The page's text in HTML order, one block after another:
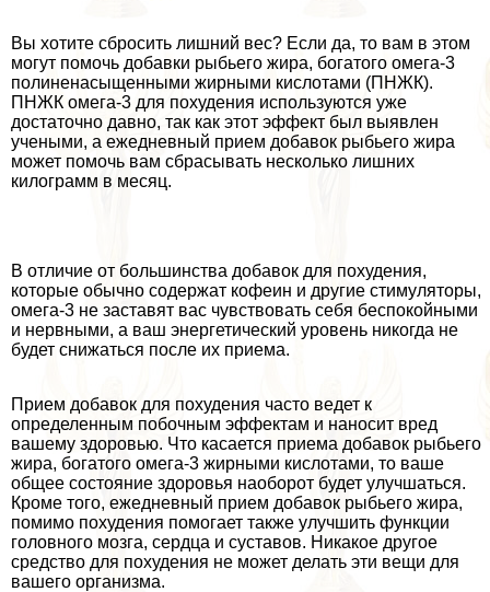
Вы хотите сбросить лишний вес? Если да, то вам в этом
могут помочь добавки рыбьего жира, богатого омега-3
полиненасыщенными жирными кислотами (ПНЖК).
ПНЖК омега-3 для похудения используются уже
достаточно давно, так как этот эффект был выявлен
учеными, а ежедневный прием добавок рыбьего жира
может помочь вам сбрасывать несколько лишних
килограмм в месяц.
В отличие от большинства добавок для похудения,
которые обычно содержат кофеин и другие стимуляторы,
омега-3 не заставят вас чувствовать себя беспокойными
и нервными, а ваш энергетический уровень никогда не
будет снижаться после их приема.
Прием добавок для похудения часто ведет к
определенным побочным эффектам и наносит вред
вашему здоровью. Что касается приема добавок рыбьего
жира, богатого омега-3 жирными кислотами, то ваше
общее состояние здоровья наоборот будет улучшаться.
Кроме того, ежедневный прием добавок рыбьего жира,
помимо похудения помогает также улучшить функции
головного мозга, сердца и суставов. Никакое другое
средство для похудения не может делать эти вещи для
вашего организма.